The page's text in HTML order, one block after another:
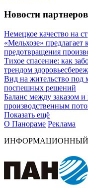
Новости партнеров
Немецкое качество на
«Мельхозе»
предотвращения
Тихое спасение: как
трендом
Вид на жительство под
поспешных решений
Баланс между заказом
производственным
Показать ещё
О Панораме Реклама
ИНФОРМАЦИОННЫЙ